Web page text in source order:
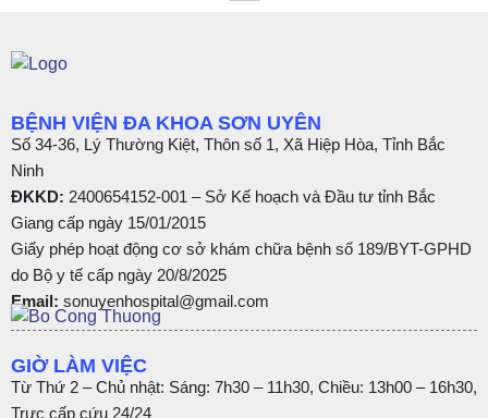
BỆNH VIỆN ĐA KHOA SƠN UYÊN
Số 34-36, Lý Thường Kiệt, Thôn số 1, Xã Hiệp Hòa, Tỉnh Bắc
Ninh
ĐKKD: 2400654152-001 – Sở Kế hoạch và Đầu tư tỉnh Bắc
Giang cấp ngày 15/01/2015
Giấy phép hoạt động cơ sở khám chữa bệnh số 189/BYT-GPHD
do Bộ y tế cấp ngày 20/8/2025
Email: sonuyenhospital@gmail.com
GIỜ LÀM VIỆC
Từ Thứ 2 – Chủ nhật: Sáng: 7h30 – 11h30, Chiều: 13h00 – 16h30,
Trực cấp cứu 24/24